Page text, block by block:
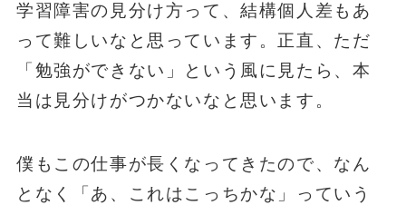
学習障害の見分け方って、結構個人差もあ
って難しいなと思っています。正直、ただ
「勉強ができない」という風に見たら、本
当は見分けがつかないなと思います。
僕もこの仕事が長くなってきたので、なん
となく「あ、これはこっちかな」っていう